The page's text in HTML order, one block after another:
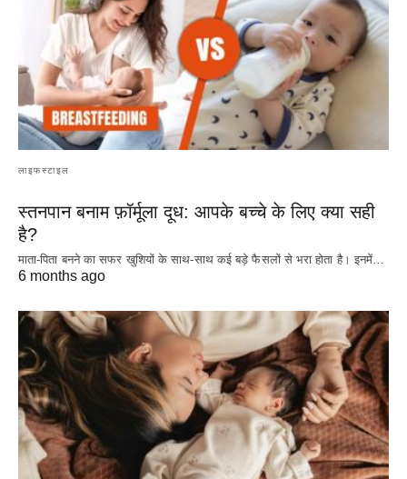
लाइफस्टाइल
स्तनपान बनाम फ़ॉर्मूला दूध: आपके बच्चे के लिए क्या सही
है?
माता-पिता बनने का सफर खुशियों के साथ-साथ कई बड़े फैसलों से भरा होता है। इनमें…
6 months ago